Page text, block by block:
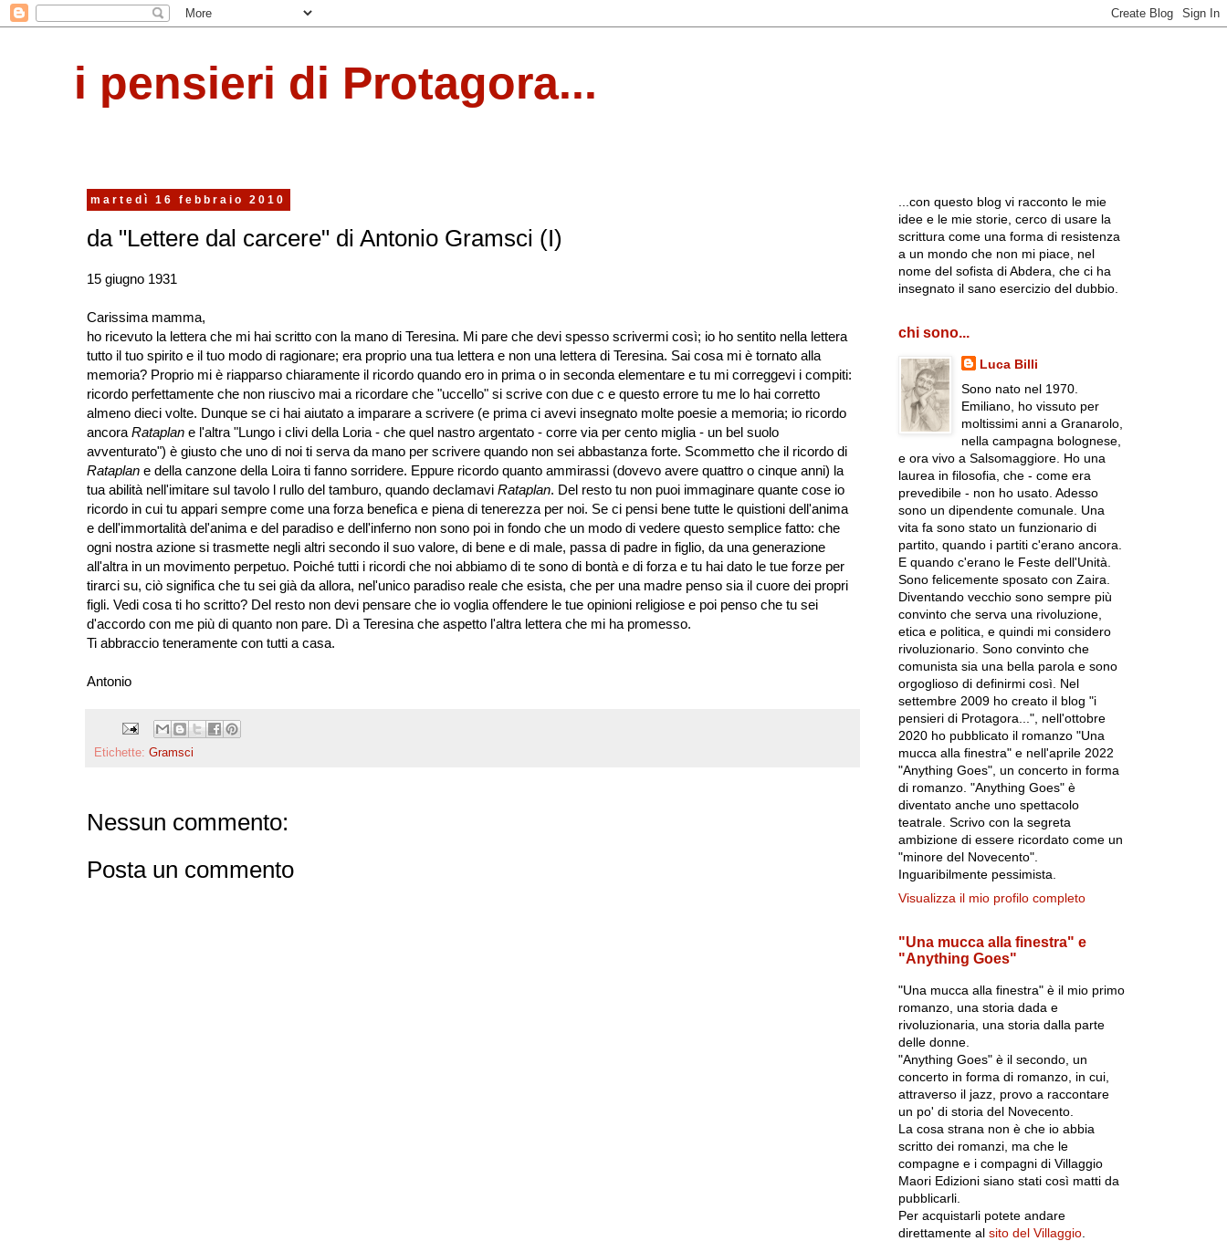
i pensieri di Protagora...
martedì 16 febbraio 2010
da "Lettere dal carcere" di Antonio Gramsci (I)
15 giugno 1931
Carissima mamma,
ho ricevuto la lettera che mi hai scritto con la mano di Teresina. Mi pare che devi spesso scrivermi così; io ho sentito nella lettera
tutto il tuo spirito e il tuo modo di ragionare; era proprio una tua lettera e non una lettera di Teresina. Sai cosa mi è tornato alla
memoria? Proprio mi è riapparso chiaramente il ricordo quando ero in prima o in seconda elementare e tu mi correggevi i compiti:
ricordo perfettamente che non riuscivo mai a ricordare che "uccello" si scrive con due c e questo errore tu me lo hai corretto
almeno dieci volte. Dunque se ci hai aiutato a imparare a scrivere (e prima ci avevi insegnato molte poesie a memoria; io ricordo
ancora Rataplane l'altra "Lungo i clivi della Loria - che quel nastro argentato - corre via per cento miglia - un bel suolo
avventurato") è giusto che uno di noi ti serva da mano per scrivere quando non sei abbastanza forte. Scommetto che il ricordo di
Rataplane della canzone della Loira ti fanno sorridere. Eppure ricordo quanto ammirassi (dovevo avere quattro o cinque anni) la
tua abilità nell'imitare sul tavolo l rullo del tamburo, quando declamavi Rataplan. Del resto tu non puoi immaginare quante cose io
ricordo in cui tu appari sempre come una forza benefica e piena di tenerezza per noi. Se ci pensi bene tutte le quistioni dell'anima
e dell'immortalità del'anima e del paradiso e dell'inferno non sono poi in fondo che un modo di vedere questo semplice fatto: che
ogni nostra azione si trasmette negli altri secondo il suo valore, di bene e di male, passa di padre in figlio, da una generazione
all'altra in un movimento perpetuo. Poiché tutti i ricordi che noi abbiamo di te sono di bontà e di forza e tu hai dato le tue forze per
tirarci su, ciò significa che tu sei già da allora, nel'unico paradiso reale che esista, che per una madre penso sia il cuore dei propri
figli. Vedi cosa ti ho scritto? Del resto non devi pensare che io voglia offendere le tue opinioni religiose e poi penso che tu sei
d'accordo con me più di quanto non pare. Dì a Teresina che aspetto l'altra lettera che mi ha promesso.
Ti abbraccio teneramente con tutti a casa.
Antonio
Etichette: Gramsci
Nessun commento:
Posta un commento
...con questo blog vi racconto le mie
idee e le mie storie, cerco di usare la
scrittura come una forma di resistenza
a un mondo che non mi piace, nel
nome del sofista di Abdera, che ci ha
insegnato il sano esercizio del dubbio.
chi sono...
Luca Billi
Sono nato nel 1970.
Emiliano, ho vissuto per
moltissimi anni a Granarolo,
nella campagna bolognese,
e ora vivo a Salsomaggiore. Ho una
laurea in filosofia, che - come era
prevedibile - non ho usato. Adesso
sono un dipendente comunale. Una
vita fa sono stato un funzionario di
partito, quando i partiti c'erano ancora.
E quando c'erano le Feste dell'Unità.
Sono felicemente sposato con Zaira.
Diventando vecchio sono sempre più
convinto che serva una rivoluzione,
etica e politica, e quindi mi considero
rivoluzionario. Sono convinto che
comunista sia una bella parola e sono
orgoglioso di definirmi così. Nel
settembre 2009 ho creato il blog "i
pensieri di Protagora...", nell'ottobre
2020 ho pubblicato il romanzo "Una
mucca alla finestra" e nell'aprile 2022
"Anything Goes", un concerto in forma
di romanzo. "Anything Goes" è
diventato anche uno spettacolo
teatrale. Scrivo con la segreta
ambizione di essere ricordato come un
"minore del Novecento".
Inguaribilmente pessimista.
Visualizza il mio profilo completo
"Una mucca alla finestra" e
"Anything Goes"
"Una mucca alla finestra" è il mio primo
romanzo, una storia dada e
rivoluzionaria, una storia dalla parte
delle donne.
"Anything Goes" è il secondo, un
concerto in forma di romanzo, in cui,
attraverso il jazz, provo a raccontare
un po' di storia del Novecento.
La cosa strana non è che io abbia
scritto dei romanzi, ma che le
compagne e i compagni di Villaggio
Maori Edizioni siano stati così matti da
pubblicarli.
Per acquistarli potete andare
direttamente al sito del Villaggio.